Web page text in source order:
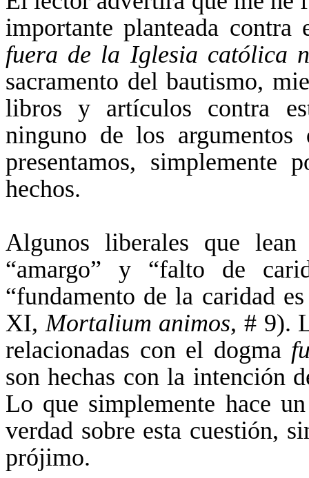
importante planteada
fuera de la Iglesia católica
sacramento del bautismo,
libros y artículos contra
ninguno de los
presentamos, simplemente
hechos.
Algunos liberales que lean
“amargo” y “falto de
“fundamento de la caridad
XI,Mortalium animos, # 9).
relacionadas con el dogma
son hechas con la intención
Lo que simplemente hace
verdad sobre esta cuestión,
prójimo.